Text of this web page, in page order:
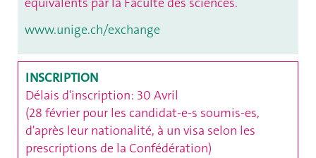
www.unige.ch/exchange
INSCRIPTION
Délais d'inscription: 30 Avril
(28 février pour les candidat-e-s soumis-es,
d'après leur nationalité, à un visa selon les
prescriptions de la Confédération)